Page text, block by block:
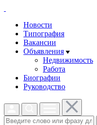
Новости
Типография
Вакансии
Объявления
Недвижимость
Работа
Биографии
Руководство